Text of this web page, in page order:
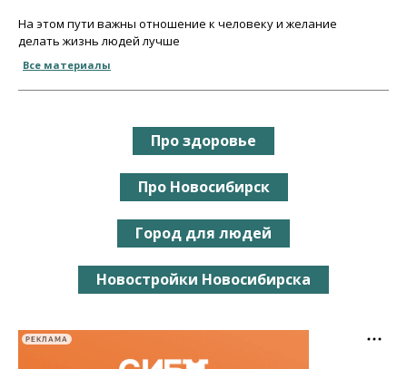
На этом пути важны отношение к человеку и желание
делать жизнь людей лучше
Все материалы
Про здоровье
Про Новосибирск
Город для людей
Новостройки Новосибирска
РЕКЛАМА